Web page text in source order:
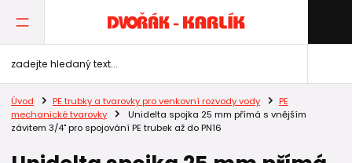
Úvod PE trubky a tvarovky pro venkovní rozvody vody
PE
mechanické tvarovky
Unidelta spojka 25 mm přímá s vnějším
závitem 3/4" pro spojování PE trubek až do PN16